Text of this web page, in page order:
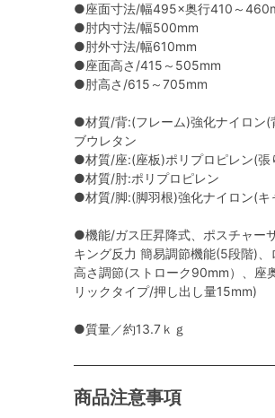
●座面寸法/幅495×奥行410～
●肘内寸法/幅500mm
●肘外寸法/幅610mm
●座面高さ/415～505mm
●肘高さ/615～705mm
●材質/背:(フレーム)強化ナイロン(
ブウレタン
●材質/座:(座板)ポリプロピレン(張
●材質/肘:ポリプロピレン
●材質/脚:(脚羽根)強化ナイロン(キ
●機能/ガス圧昇降式、ポスチャー
キング反力 簡易調節機能(5段階)
高さ調節(ストローク90mm）、座
リックタイプ/押し出し量15mm)
●質量／約13.7ｋｇ
商品注意事項